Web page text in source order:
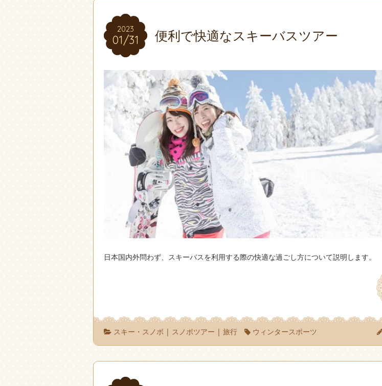
2023
01/31
2023
01/31 便利で快適なスキーバスツアー
日本国内外問わず、スキーバスを利用する際の快適な過ごし方について説明します。
スキー・スノボ | スノボツアー |旅行 ウィンタースポーツ